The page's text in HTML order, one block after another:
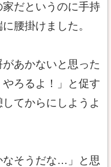
だというのに手持
腰掛けました。
あかないと思った
ろるよ！」と促す
てからにしようよ
なそうだな…」と思